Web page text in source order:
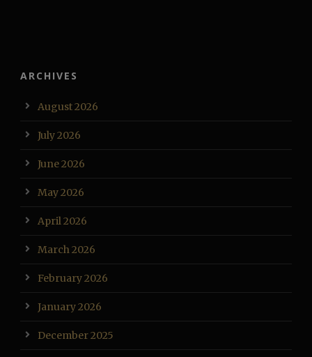
ARCHIVES
August 2026
July 2026
June 2026
May 2026
April 2026
March 2026
February 2026
January 2026
December 2025